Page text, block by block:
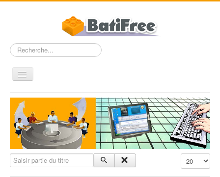
Rechercher
Basculer
la
Accueil
FAQ
Dossiers
Entre Pros
Nous contacter
Saisir partie du titre Affichage #